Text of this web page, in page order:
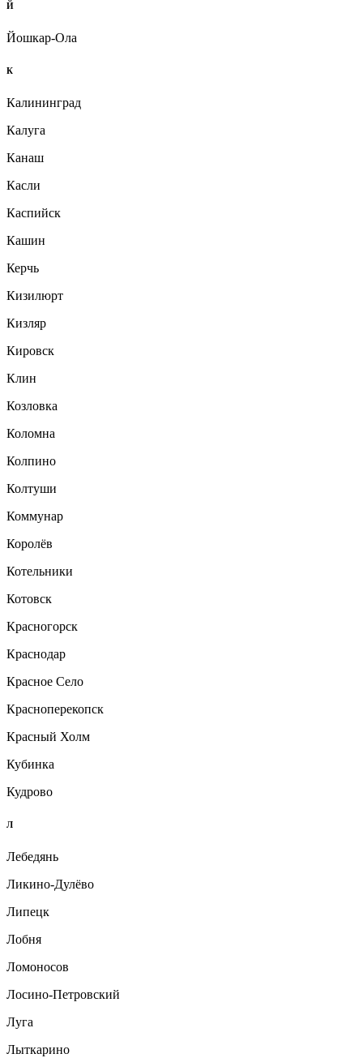
Й
Йошкар-Ола
К
Калининград
Калуга
Канаш
Касли
Каспийск
Кашин
Керчь
Кизилюрт
Кизляр
Кировск
Клин
Козловка
Коломна
Колпино
Колтуши
Коммунар
Королёв
Котельники
Котовск
Красногорск
Краснодар
Красное Село
Красноперекопск
Красный Холм
Кубинка
Кудрово
Л
Лебедянь
Ликино-Дулёво
Липецк
Лобня
Ломоносов
Лосино-Петровский
Луга
Лыткарино